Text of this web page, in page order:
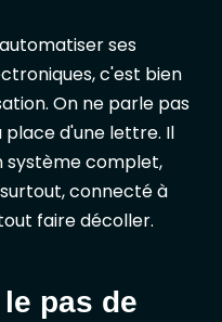
ses
c'est bien
On ne parle pas
place d'une lettre. Il
système complet,
connecté à
faire décoller.
pas de